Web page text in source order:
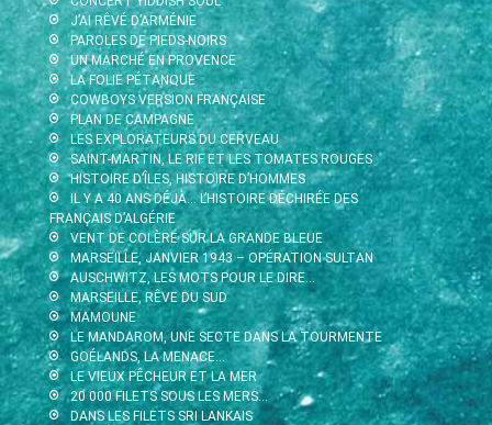
J’AI RÊVÉ D’ARMÉNIE
PAROLES DE PIEDS-NOIRS
UN MARCHÉ EN PROVENCE
LA FOLIE PÉTANQUE
COWBOYS VERSION FRANÇAISE
PLAN DE CAMPAGNE
LES EXPLORATEURS DU CERVEAU
SAINT-MARTIN, LE RIF ET LES TOMATES ROUGES
HISTOIRE D’ÎLES, HISTOIRE D’HOMMES
IL Y A 40 ANS DÉJÀ… L’HISTOIRE DÉCHIRÉE DES
FRANÇAIS D’ALGÉRIE
VENT DE COLÈRE SUR LA GRANDE BLEUE
MARSEILLE, JANVIER 1943 – OPÉRATION SULTAN
AUSCHWITZ, LES MOTS POUR LE DIRE…
MARSEILLE, RÊVE DU SUD
MAMOUNE
LE MANDAROM, UNE SECTE DANS LA TOURMENTE
GOÉLANDS, LA MENACE…
LE VIEUX PÊCHEUR ET LA MER
20 000 FILETS SOUS LES MERS…
DANS LES FILETS SRI LANKAIS